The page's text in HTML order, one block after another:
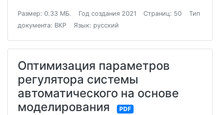
Размер: 0.33 МБ. Год создания 2021 Страниц: 50
Тип
документа: ВКР
Язык: русский
Оптимизация параметров
регулятора системы
автоматического на основе
моделирования
PDF